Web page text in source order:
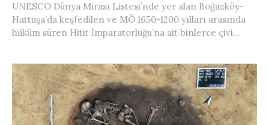
UNESCO Dünya Mirası Listesi’nde yer alan Boğazköy-
Hattuşa’da keşfedilen ve MÖ 1650-1200 yılları arasında
hüküm süren Hitit İmparatorluğu’na ait binlerce çivi...